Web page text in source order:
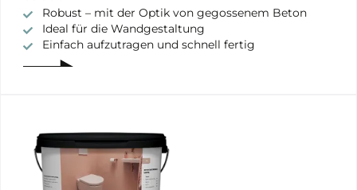
Robust – mit der Optik von gegossenem Beton
Ideal für die Wandgestaltung
Einfach aufzutragen und schnell fertig